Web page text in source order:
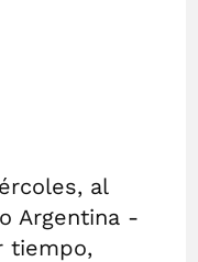
al
Argentina -
tiempo,